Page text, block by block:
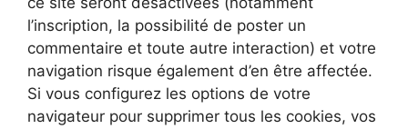
l’inscription, la possibilité de poster un
commentaire et toute autre interaction) et votre
navigation risque également d’en être affectée.
Si vous configurez les options de votre
navigateur pour supprimer tous les cookies, vos